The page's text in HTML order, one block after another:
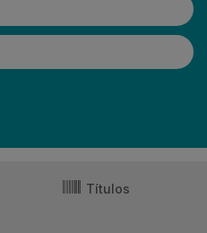
Títulos